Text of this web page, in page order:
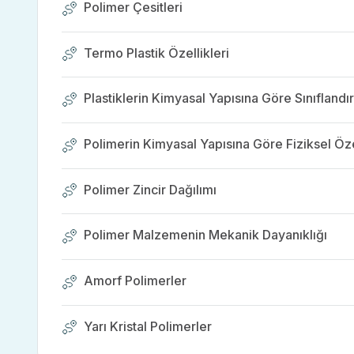
Polimer Çesitleri
Termo Plastik Özellikleri
Plastiklerin Kimyasal Yapısına Göre
Polimerin Kimyasal Yapısına Göre Fiziksel
Polimer Zincir Dağılımı
Polimer Malzemenin Mekanik Dayanıklığı
Amorf Polimerler
Yarı Kristal Polimerler